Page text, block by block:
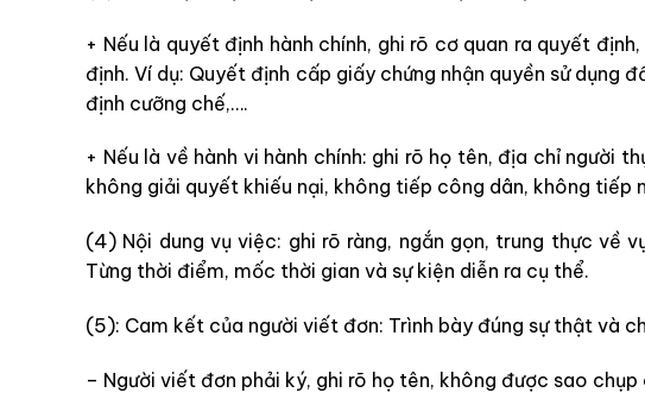
+ Nếu là quyết định hành chính, ghi rõ cơ quan ra quyết
định. Ví dụ: Quyết định cấp giấy chứng nhận quyền sử dụng
định cưỡng chế,….
+ Nếu là về hành vi hành chính: ghi rõ họ tên, địa chỉ người
không giải quyết khiếu nại, không tiếp công dân, không tiếp
(4) Nội dung vụ việc: ghi rõ ràng, ngắn gọn, trung thực về
Từng thời điểm, mốc thời gian và sự kiện diễn ra cụ thể.
(5): Cam kết của người viết đơn: Trình bày đúng sự thật và
– Người viết đơn phải ký, ghi rõ họ tên, không được sao